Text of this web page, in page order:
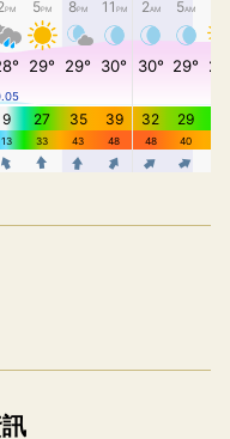
預覽，完整即時空